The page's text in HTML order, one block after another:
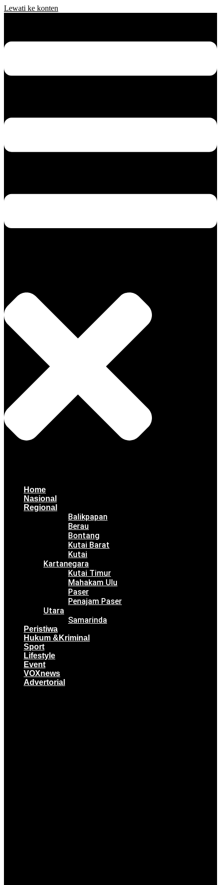
Lewati ke konten
Home
Nasional
Regional
Balikpapan
Berau
Bontang
Kutai Barat
Kutai
Kartanegara
Kutai Timur
Mahakam Ulu
Paser
Penajam Paser
Utara
Samarinda
Peristiwa
Hukum &Kriminal
Sport
Lifestyle
Event
VOXnews
Advertorial